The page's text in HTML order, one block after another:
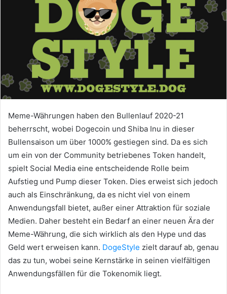
Meme-Währungen haben den Bullenlauf 2020-21
beherrscht, wobei Dogecoin und Shiba Inu in dieser
Bullensaison um über 1000% gestiegen sind. Da es sich
um ein von der Community betriebenes Token handelt,
spielt Social Media eine entscheidende Rolle beim
Aufstieg und Pump dieser Token. Dies erweist sich jedoch
auch als Einschränkung, da es nicht viel von einem
Anwendungsfall bietet, außer einer Attraktion für soziale
Medien. Daher besteht ein Bedarf an einer neuen Ära der
Meme-Währung, die sich wirklich als den Hype und das
Geld wert erweisen kann. DogeStyle zielt darauf ab, genau
das zu tun, wobei seine Kernstärke in seinen vielfältigen
Anwendungsfällen für die Tokenomik liegt.